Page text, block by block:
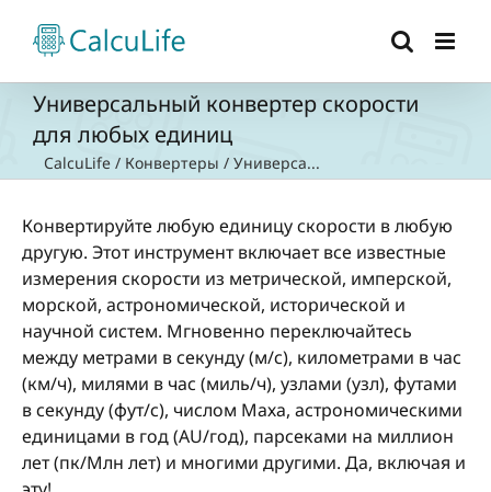
content
Универсальный конвертер скорости
для любых единиц
CalcuLife / Конвертеры / Универса...
Конвертируйте любую единицу скорости в любую
другую. Этот инструмент включает все известные
измерения скорости из метрической, имперской,
морской, астрономической, исторической и
научной систем. Мгновенно переключайтесь
между метрами в секунду (м/с), километрами в час
(км/ч), милями в час (миль/ч), узлами (узл), футами
в секунду (фут/с), числом Маха, астрономическими
единицами в год (AU/год), парсеками на миллион
лет (пк/Млн лет) и многими другими. Да, включая и